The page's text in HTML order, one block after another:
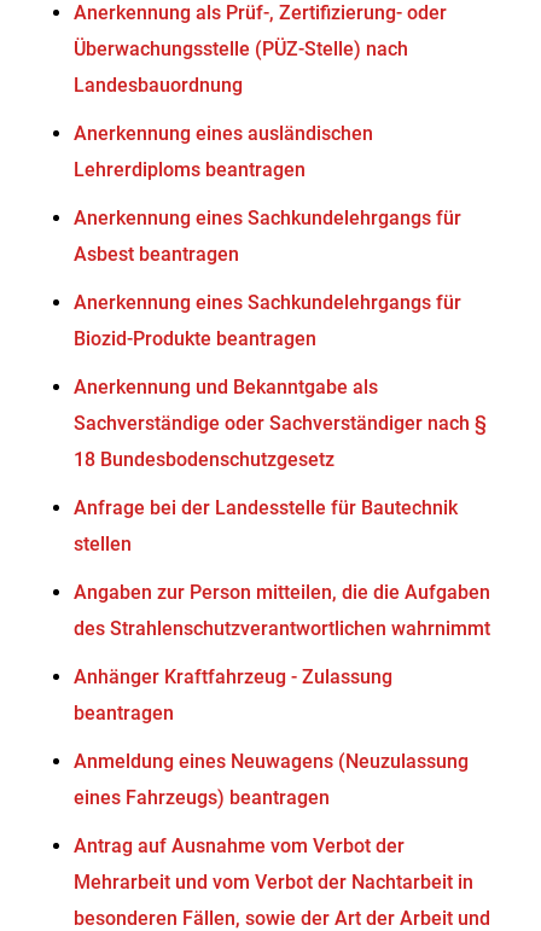
Anerkennung als Prüf-, Zertifizierung- oder
Überwachungsstelle (PÜZ-Stelle) nach
Landesbauordnung
Anerkennung eines ausländischen
Lehrerdiploms beantragen
Anerkennung eines Sachkundelehrgangs für
Asbest beantragen
Anerkennung eines Sachkundelehrgangs für
Biozid-Produkte beantragen
Anerkennung und Bekanntgabe als
Sachverständige oder Sachverständiger nach §
18 Bundesbodenschutzgesetz
Anfrage bei der Landesstelle für Bautechnik
stellen
Angaben zur Person mitteilen, die die Aufgaben
des Strahlenschutzverantwortlichen wahrnimmt
Anhänger Kraftfahrzeug - Zulassung
beantragen
Anmeldung eines Neuwagens (Neuzulassung
eines Fahrzeugs) beantragen
Antrag auf Ausnahme vom Verbot der
Mehrarbeit und vom Verbot der Nachtarbeit in
besonderen Fällen, sowie der Art der Arbeit und